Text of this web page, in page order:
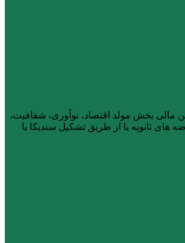
هیأت مدیره این شرکت، تحول در تامین مالی بخش مولد اقتصاد، نوآوری، شفافیت،
های ثانویه یا از طریق تشکیل سندیکا با